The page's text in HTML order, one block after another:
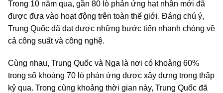
Trong 10 năm qua, gần 80 lò phản ứng hạt nhân mới đã
được đưa vào hoạt động trên toàn thế giới. Đáng chú ý,
Trung Quốc đã đạt được những bước tiến nhanh chóng về
cả công suất và công nghệ.
Cùng nhau, Trung Quốc và Nga là nơi có khoảng 60%
trong số khoảng 70 lò phản ứng được xây dựng trong thập
kỷ qua. Trong cùng khoảng thời gian này, Trung Quốc đã